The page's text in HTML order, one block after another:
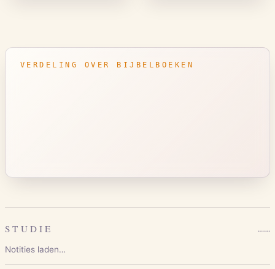
VERDELING OVER BIJBELBOEKEN
STUDIE ……
Notities laden…